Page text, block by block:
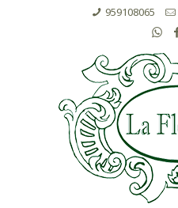
959108065